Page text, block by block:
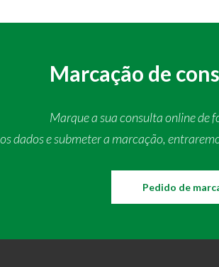
Marcação de
Marque a sua consulta online de
dados e submeter a marcação,
Pedido de